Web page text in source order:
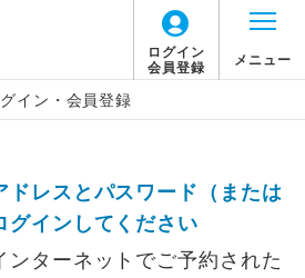
ログイン
会員登録
メニュー
イン・会員登録
ドレスとパスワード（または
グインしてください
ンターネットでご予約された